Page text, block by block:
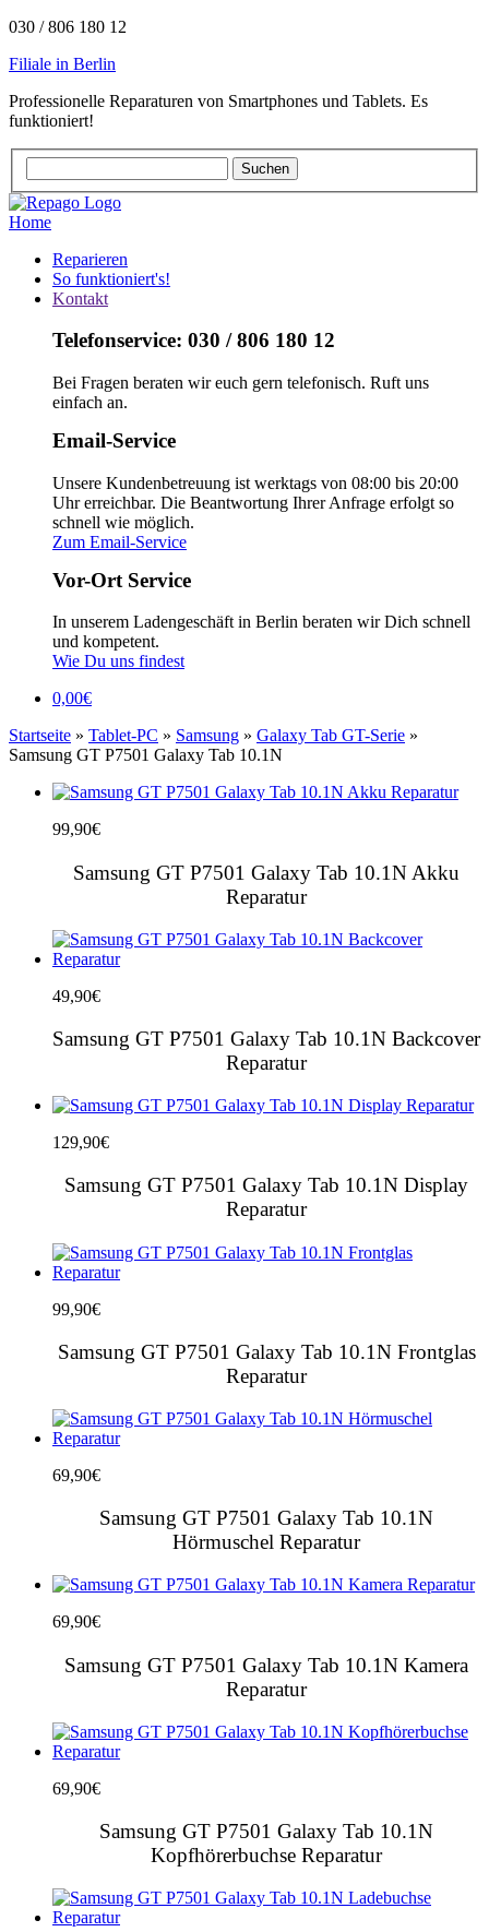
030 / 806 180 12
Filiale in Berlin
Professionelle Reparaturen von Smartphones und Tablets. Es
funktioniert!
Home
Reparieren
So funktioniert's!
Kontakt
Telefonservice: 030 / 806 180 12
Bei Fragen beraten wir euch gern telefonisch. Ruft uns
einfach an.
Email-Service
Unsere Kundenbetreuung ist werktags von 08:00 bis 20:00
Uhr erreichbar. Die Beantwortung Ihrer Anfrage erfolgt so
schnell wie möglich.
Zum Email-Service
Vor-Ort Service
In unserem Ladengeschäft in Berlin beraten wir Dich schnell
und kompetent.
Wie Du uns findest
0,00€
Startseite » Tablet-PC » Samsung » Galaxy Tab GT-Serie »
Samsung GT P7501 Galaxy Tab 10.1N
99,90€
Samsung GT P7501 Galaxy Tab 10.1N Akku
Reparatur
49,90€
Samsung GT P7501 Galaxy Tab 10.1N Backcover
Reparatur
129,90€
Samsung GT P7501 Galaxy Tab 10.1N Display
Reparatur
99,90€
Samsung GT P7501 Galaxy Tab 10.1N Frontglas
Reparatur
69,90€
Samsung GT P7501 Galaxy Tab 10.1N
Hörmuschel Reparatur
69,90€
Samsung GT P7501 Galaxy Tab 10.1N Kamera
Reparatur
69,90€
Samsung GT P7501 Galaxy Tab 10.1N
Kopfhörerbuchse Reparatur